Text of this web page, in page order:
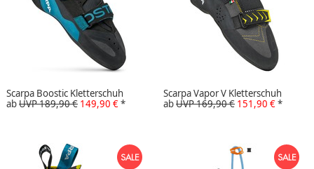
Scarpa Boostic Kletterschuh
abUVP 189,90 € 149,90 €*
Scarpa Vapor V Kletterschuh
abUVP 169,90 € 151,90 €*